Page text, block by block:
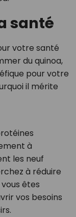
santé
votre santé
du quinoa,
pour votre
il mérite
à
les neuf
à réduire
êtes
vos besoins